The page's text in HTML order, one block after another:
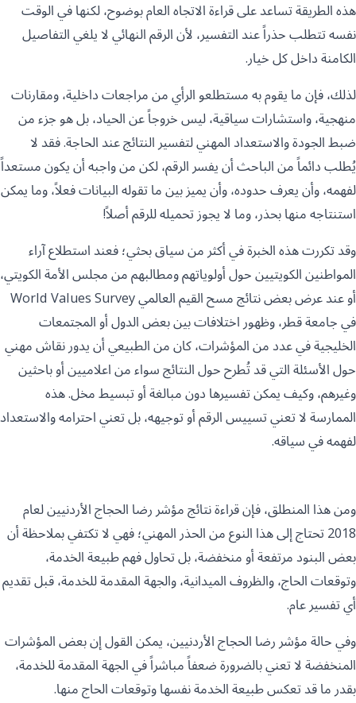
هذه الطريقة تساعد على قراءة الاتجاه العام بوضوح، لكنها في الوقت
نفسه تتطلب حذراً عند التفسير، لأن الرقم النهائي لا يلغي التفاصيل
الكامنة داخل كل خيار.
لذلك، فإن ما يقوم به مستطلعو الرأي من مراجعات داخلية، ومقارنات
منهجية، واستشارات سياقية، ليس خروجاً عن الحياد، بل هو جزء من
ضبط الجودة والاستعداد المهني لتفسير النتائج عند الحاجة. فقد لا
يُطلب دائماً من الباحث أن يفسر الرقم، لكن من واجبه أن يكون مستعداً
لفهمه، وأن يعرف حدوده، وأن يميز بين ما تقوله البيانات فعلاً، وما يمكن
استنتاجه منها بحذر، وما لا يجوز تحميله للرقم أصلاً!
وقد تكررت هذه الخبرة في أكثر من سياق بحثي؛ فعند استطلاع آراء
المواطنين الكويتيين حول أولوياتهم ومطالبهم من مجلس الأمة الكويتي،
أو عند عرض بعض نتائج مسح القيم العالمي World Values Survey
في جامعة قطر، وظهور اختلافات بين بعض الدول أو المجتمعات
الخليجية في عدد من المؤشرات، كان من الطبيعي أن يدور نقاش مهني
حول الأسئلة التي قد تُطرح حول النتائج سواء من اعلاميين أو باحثين
وغيرهم، وكيف يمكن تفسيرها دون مبالغة أو تبسيط مخل. هذه
الممارسة لا تعني تسييس الرقم أو توجيهه، بل تعني احترامه والاستعداد
لفهمه في سياقه.
ومن هذا المنطلق، فإن قراءة نتائج مؤشر رضا الحجاج الأردنيين لعام
2018 تحتاج إلى هذا النوع من الحذر المهني؛ فهي لا تكتفي بملاحظة أن
بعض البنود مرتفعة أو منخفضة، بل تحاول فهم طبيعة الخدمة،
وتوقعات الحاج، والظروف الميدانية، والجهة المقدمة للخدمة، قبل تقديم
أي تفسير عام.
وفي حالة مؤشر رضا الحجاج الأردنيين، يمكن القول إن بعض المؤشرات
المنخفضة لا تعني بالضرورة ضعفاً مباشراً في الجهة المقدمة للخدمة،
بقدر ما قد تعكس طبيعة الخدمة نفسها وتوقعات الحاج منها.